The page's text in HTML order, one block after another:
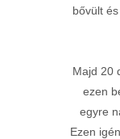
bővült
Majd 20
ezen
egyre
Ezen